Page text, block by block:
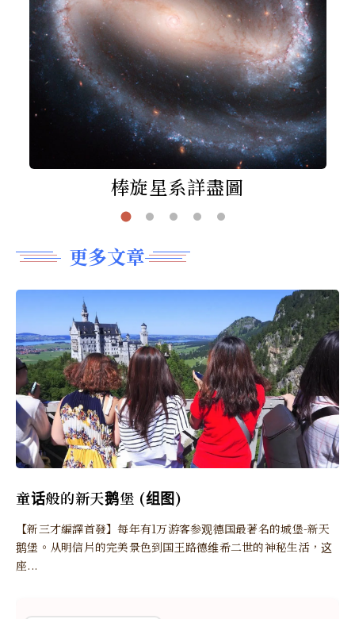
棒旋星系詳盡圖
更多文章
童话般的新天鹅堡 (组图)
【新三才編譯首發】每年有1万游客参观德国最著名的城堡-新天
鹅堡。从明信片的完美景色到国王路德维希二世的神秘生活，这
座...